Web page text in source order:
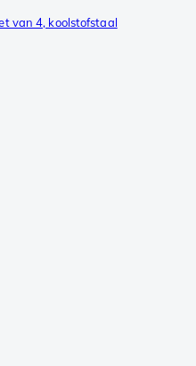
van 4, koolstofstaal